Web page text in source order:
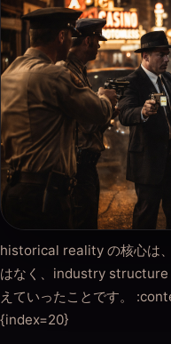
historical reality の核心は
はなく、industry structure
えていったことです。
{index=20}